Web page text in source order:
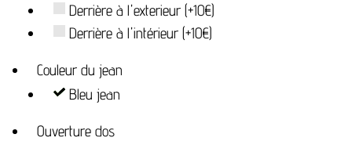
Derrière à l'exterieur (+10€)
Derrière à l'intérieur (+10€)
Couleur du jean
Bleu jean
Ouverture dos